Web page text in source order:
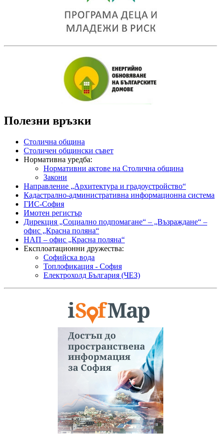
Полезни връзки
Столична община
Столичен общински съвет
Нормативна уредба:
Нормативни актове на Столична община
Закони
Направление „Архитектура и градоустройство“
Кадастрално-административна информационна система
ГИС-София
Имотен регистър
Дирекция „Социално подпомагане“ – „Възраждане“ –
офис „Красна поляна“
НАП – офис „Красна поляна“
Експлоатационни дружества:
Софийска вода
Топлофикация - София
Електрохолд България (ЧЕЗ)